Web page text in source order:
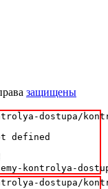
защищены
dostupa/
defined
kontrolya-
dostupa/